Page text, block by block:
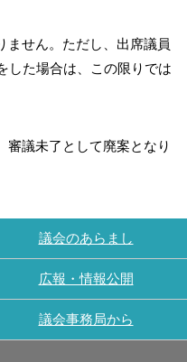
ません。ただし、出席議員
した場合は、この限りでは
審議未了として廃案となり
議会のあらまし
広報・情報公開
議会事務局から